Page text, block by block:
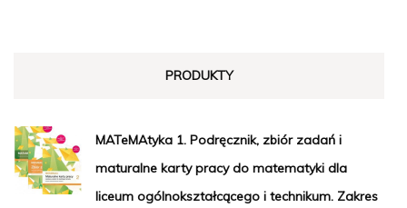
PRODUKTY
MATeMAtyka 1. Podręcznik, zbiór zadań i
maturalne karty pracy do matematyki dla
liceum ogólnokształcącego i technikum. Zakres